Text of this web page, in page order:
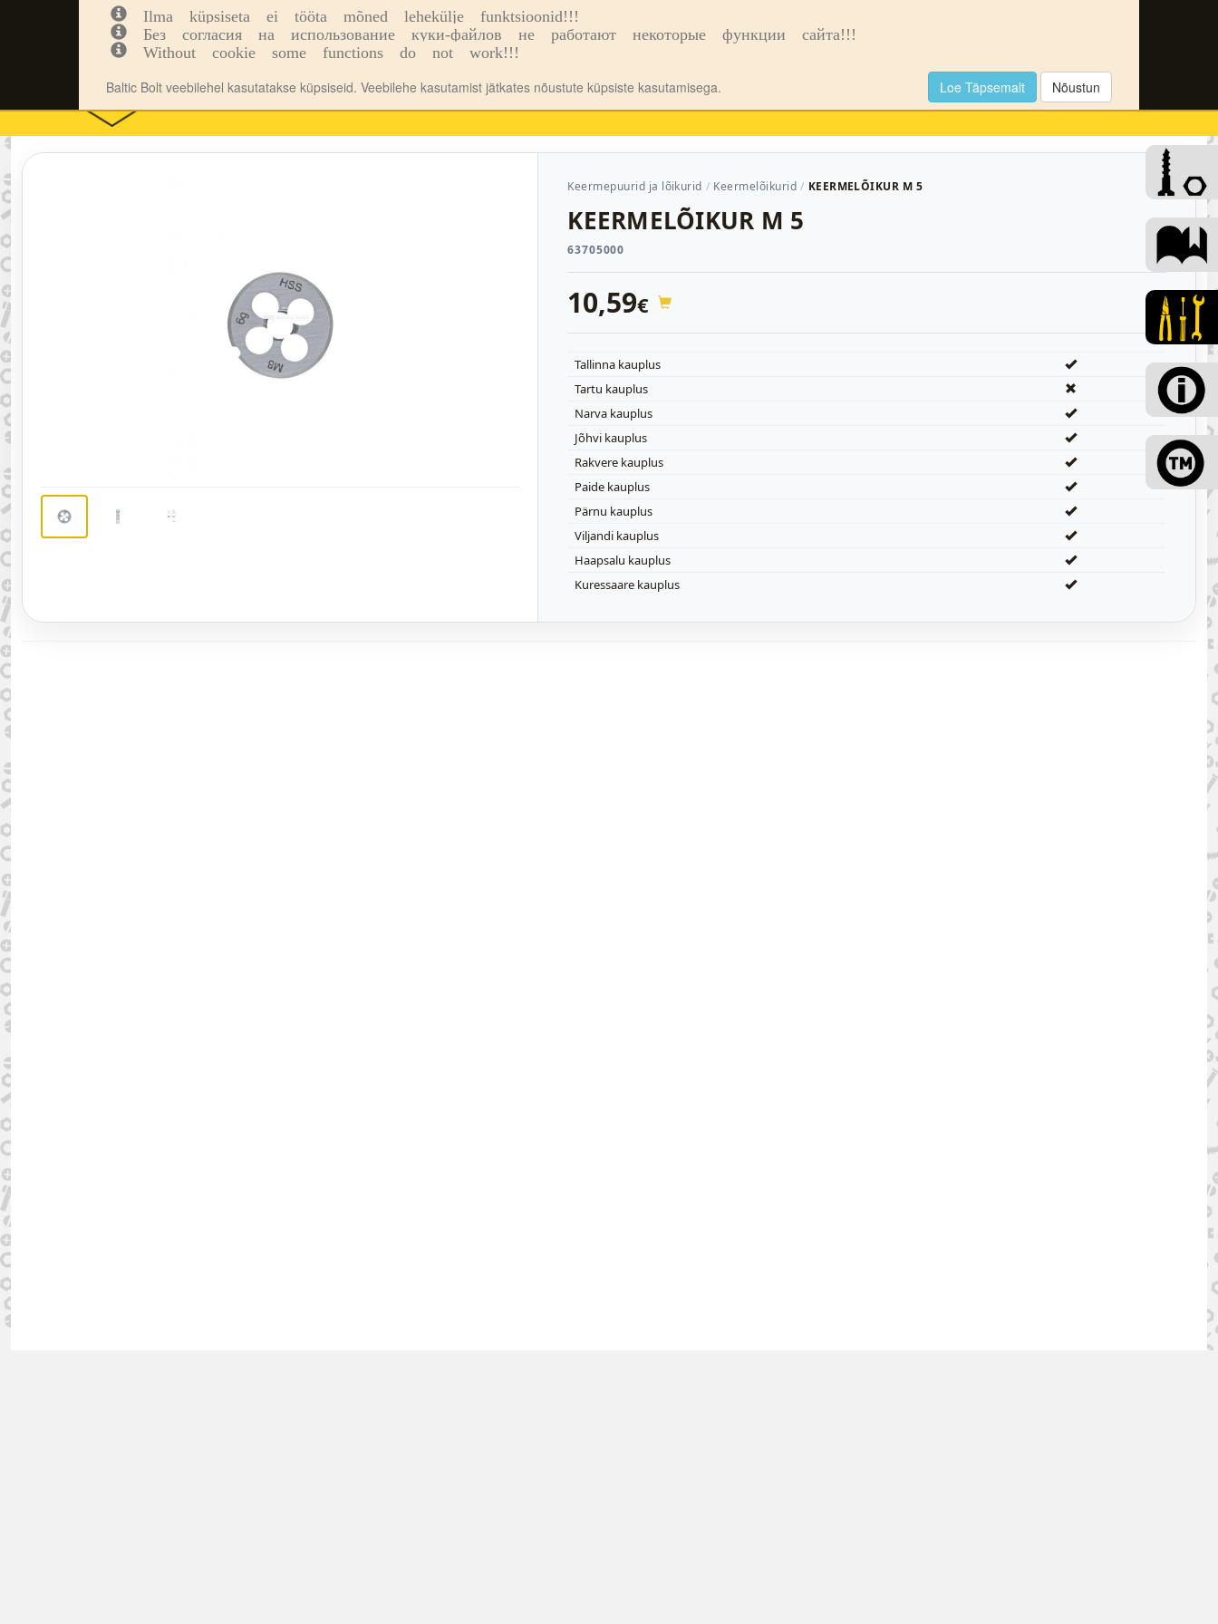
Kinnitusvahendid Tööriistad Info Kauplused
Ilma küpsiseta ei tööta mõned lehekülje funktsioonid!!!
Без согласия на использование куки-файлов не работают некоторые функции сайта!!!
Without cookie some functions do not work!!!
Baltic Bolt veebilehel kasutatakse küpsiseid. Veebilehe kasutamist jätkates nõustute küpsiste kasutamisega. Loe Täpsemalt Nõustun
Keermepuurid ja lõikurid Keermelõikurid KEERMELÕIKUR M 5
KEERMELÕIKUR M 5
63705000
10,59€
Tallinna kauplus
Tartu kauplus
Narva kauplus
Jõhvi kauplus
Rakvere kauplus
Paide kauplus
Pärnu kauplus
Viljandi kauplus
Haapsalu kauplus
Kuressaare kauplus